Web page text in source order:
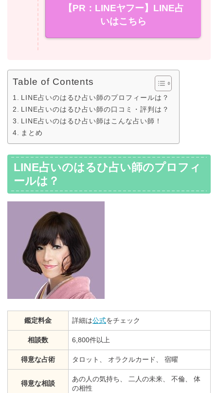
【PR：LINEヤフー】LINE占
いはこちら
Table of Contents
LINE占いのはるひ占い師のプロフィールは？
LINE占いのはるひ占い師の口コミ・評判は？
LINE占いのはるひ占い師はこんな占い師！
まとめ
LINE占いのはるひ占い師のプロフィ
ールは？
鑑定料金 詳細は公式をチェック
相談数 6,800件以上
得意な占術 タロット、 オラクルカード、 宿曜
得意な相談
あの人の気持ち、 二人の未来、 不倫、 体
の相性